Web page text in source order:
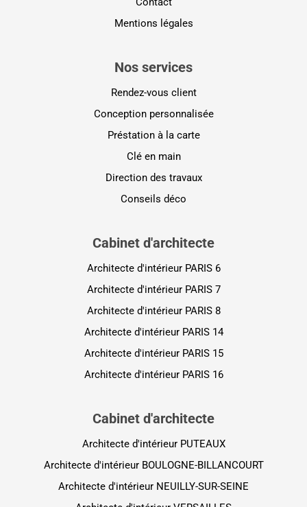
Mentions légales
Nos services
Rendez-vous client
Conception personnalisée
Préstation à la carte
Clé en main
Direction des travaux
Conseils déco
Cabinet d'architecte
Architecte d'intérieur PARIS 6
Architecte d'intérieur PARIS 7
Architecte d'intérieur PARIS 8
Architecte d'intérieur PARIS 14
Architecte d'intérieur PARIS 15
Architecte d'intérieur PARIS 16
Cabinet d'architecte
Architecte d'intérieur PUTEAUX
Architecte d'intérieur BOULOGNE-BILLANCOURT
Architecte d'intérieur NEUILLY-SUR-SEINE